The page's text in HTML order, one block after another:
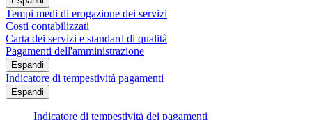
Tempi medi di erogazione dei servizi
Costi contabilizzati
Carta dei servizi e standard di qualità
Pagamenti dell'amministrazione
Espandi
Indicatore di tempestività pagamenti
Espandi
Indicatore di tempestività dei pagamenti